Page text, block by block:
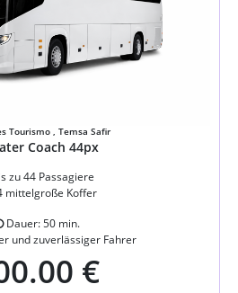
Tourismo , Temsa Safir
Coach 44px
zu 44 Passagiere
mittelgroße Koffer
Dauer: 50 min.
und zuverlässiger Fahrer
€